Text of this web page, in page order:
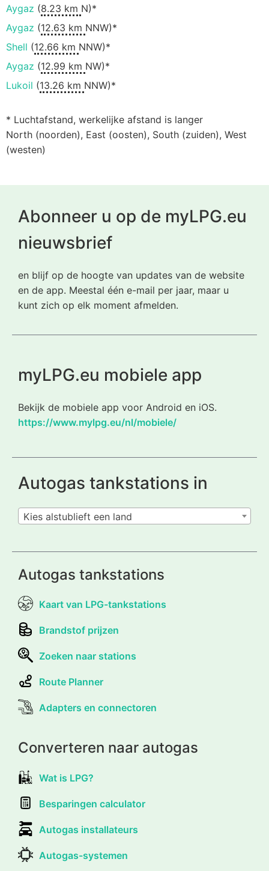
Aygaz (8.23 km N)*
Aygaz (12.63 km NNW)*
Shell (12.66 km NNW)*
Aygaz (12.99 km NW)*
Lukoil (13.26 km NNW)*
* Luchtafstand, werkelijke afstand is langer
North (noorden), East (oosten), South (zuiden), West
(westen)
Abonneer u op de myLPG.eu
nieuwsbrief
en blijf op de hoogte van updates van de website
en de app. Meestal één e-mail per jaar, maar u
kunt zich op elk moment afmelden.
myLPG.eu mobiele app
Bekijk de mobiele app voor Android en iOS.
https://www.mylpg.eu/nl/mobiele/
Autogas tankstations in
Kies alstublieft een land
Autogas tankstations
Kaart van LPG-tankstations
Brandstof prijzen
Zoeken naar stations
Route Planner
Adapters en connectoren
Converteren naar autogas
Wat is LPG?
Besparingen calculator
Autogas installateurs
Autogas-systemen